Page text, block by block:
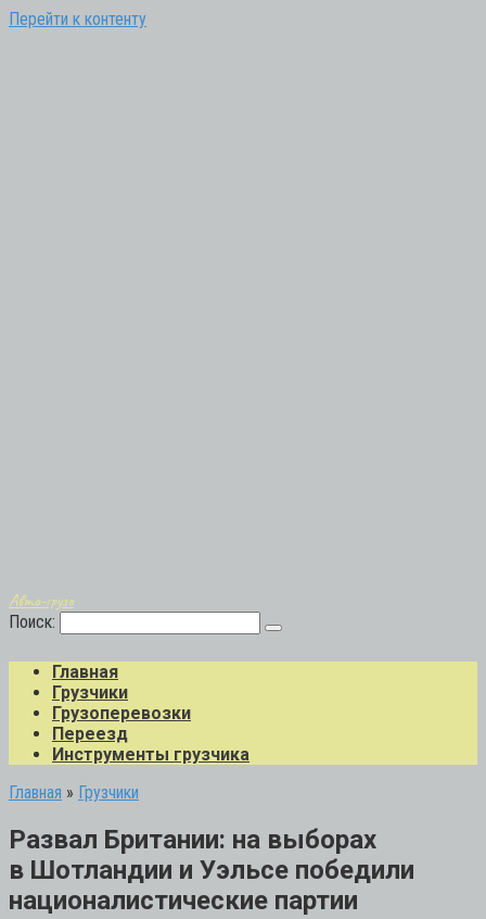
Перейти к контенту
Авто-грузо
Поиск:
Главная
Грузчики
Грузоперевозки
Переезд
Инструменты грузчика
Главная » Грузчики
Развал Британии: на выборах
в Шотландии и Уэльсе победили
националистические партии